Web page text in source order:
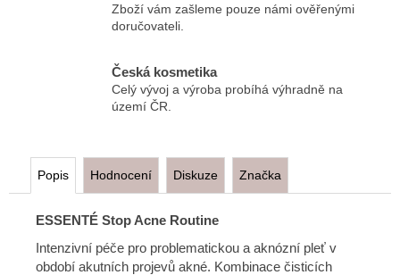
Zboží vám zašleme pouze námi ověřenými
doručovateli.
Česká kosmetika
Celý vývoj a výroba probíhá výhradně na
území ČR.
Popis Hodnocení Diskuze Značka
ESSENTÉ Stop Acne Routine
Intenzivní péče pro problematickou a aknózní pleť v
období akutních projevů akné. Kombinace čisticích